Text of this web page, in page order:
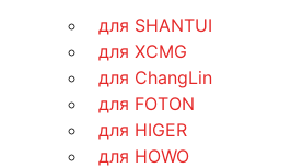
для SHANTUI
для XCMG
для ChangLin
для FOTON
для HIGER
для HOWO